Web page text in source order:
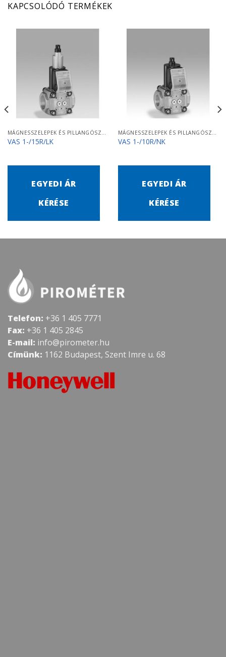
KAPCSOLÓDÓ TERMÉKEK
MÁGNESSZELEPEK ÉS PILLANGÓSZELEPEK
VAS 1-/15R/LK
EGYEDI ÁR
KÉRÉSE
MÁGNESSZELEPEK ÉS PILLANGÓSZELEPEK
VAS 1-/10R/NK
EGYEDI ÁR
KÉRÉSE
Telefon: +36 1 405 7771
Fax: +36 1 405 2845
E-mail: info@pirometer.hu
Címünk: 1162 Budapest, Szent Imre u. 68